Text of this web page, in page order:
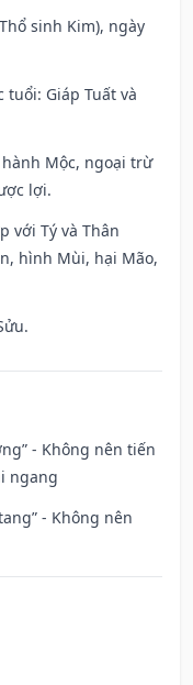
sinh Kim), ngày
tuổi: Giáp Tuất và
Mộc, ngoại trừ
lợi.
với Tý và Thân
hình Mùi, hại Mão,
- Không nên tiến
ngang
- Không nên